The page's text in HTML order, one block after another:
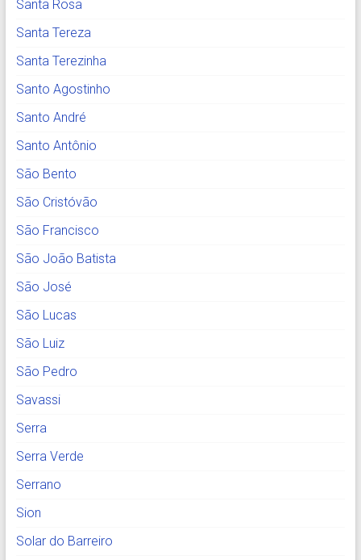
Santa Rosa
Santa Tereza
Santa Terezinha
Santo Agostinho
Santo André
Santo Antônio
São Bento
São Cristóvão
São Francisco
São João Batista
São José
São Lucas
São Luiz
São Pedro
Savassi
Serra
Serra Verde
Serrano
Sion
Solar do Barreiro